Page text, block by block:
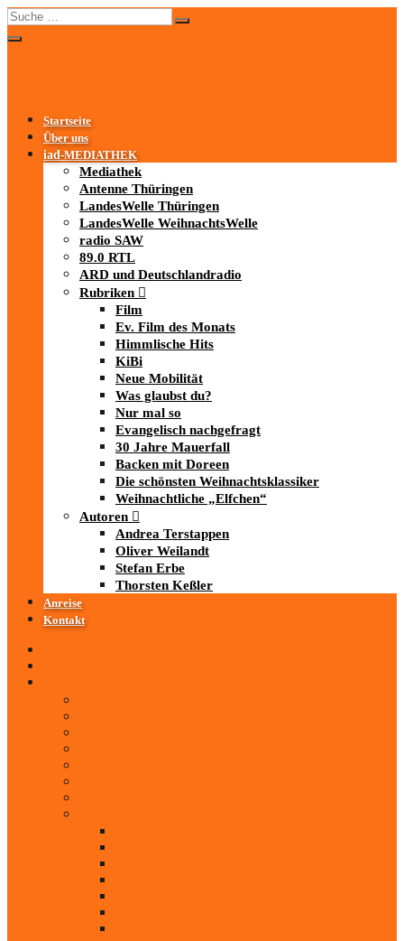
Startseite
Über uns
iad-MEDIATHEK
Mediathek
Antenne Thüringen
LandesWelle Thüringen
LandesWelle WeihnachtsWelle
radio SAW
89.0 RTL
ARD und Deutschlandradio
Rubriken
Film
Ev. Film des Monats
Himmlische Hits
KiBi
Neue Mobilität
Was glaubst du?
Nur mal so
Evangelisch nachgefragt
30 Jahre Mauerfall
Backen mit Doreen
Die schönsten Weihnachtsklassiker
Weihnachtliche „Elfchen“
Autoren
Andrea Terstappen
Oliver Weilandt
Stefan Erbe
Thorsten Keßler
Anreise
Kontakt